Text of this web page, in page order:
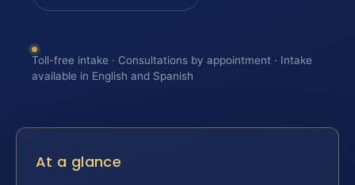
Toll-free intake · Consultations by appointment · Intake
available in English and Spanish
At a glance